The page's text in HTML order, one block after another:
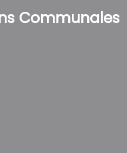
Communales